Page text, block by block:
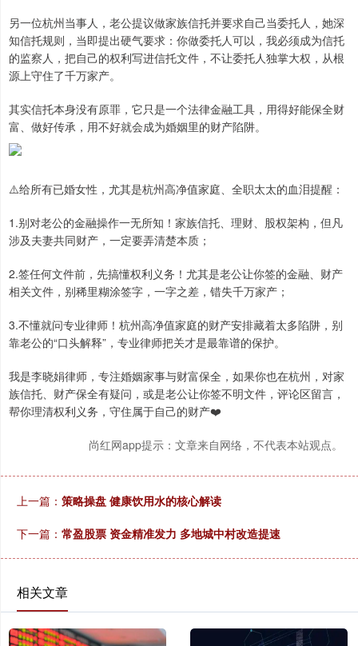
另一位杭州当事人，老公提议做家族信托并要求自己当委托人，她深
知信托规则，当即提出硬气要求：你做委托人可以，我必须成为信托
的监察人，把自己的权利写进信托文件，不让委托人独掌大权，从根
源上守住了千万家产。
其实信托本身没有原罪，它只是一个法律金融工具，用得好能保全财
富、做好传承，用不好就会成为婚姻里的财产陷阱。
⚠️给所有已婚女性，尤其是杭州高净值家庭、全职太太的血泪提醒：
1.别对老公的金融操作一无所知！家族信托、理财、股权架构，但凡
涉及夫妻共同财产，一定要弄清楚本质；
2.签任何文件前，先搞懂权利义务！尤其是老公让你签的金融、财产
相关文件，别稀里糊涂签字，一字之差，错失千万家产；
3.不懂就问专业律师！杭州高净值家庭的财产安排藏着太多陷阱，别
靠老公的“口头解释”，专业律师把关才是最靠谱的保护。
我是李晓娟律师，专注婚姻家事与财富保全，如果你也在杭州，对家
族信托、财产保全有疑问，或是老公让你签不明文件，评论区留言，
帮你理清权利义务，守住属于自己的财产❤️
尚红网app提示：文章来自网络，不代表本站观点。
上一篇： 策略操盘 健康饮用水的核心解读
下一篇： 常盈股票 资金精准发力 多地城中村改造提速
相关文章